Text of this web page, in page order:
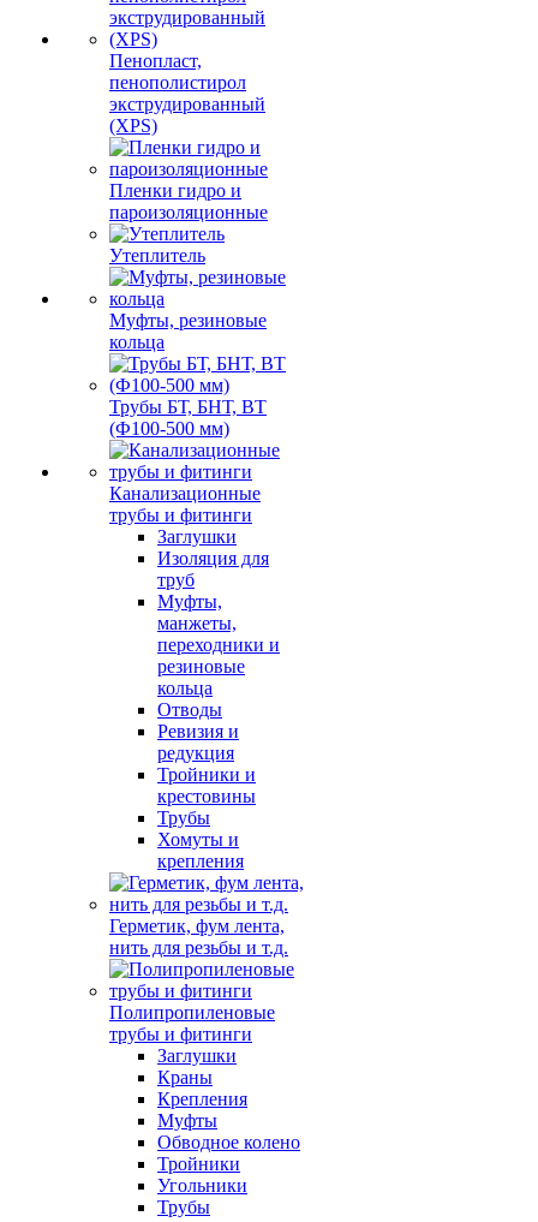
Пенопласт,
пенополистирол
экструдированный
(XPS)
Пленки гидро и
пароизоляционные
Утеплитель
Муфты, резиновые
кольца
Трубы БТ, БНТ, ВТ
(Ф100-500 мм)
Канализационные
трубы и фитинги
Заглушки
Изоляция для
труб
Муфты,
манжеты,
переходники и
резиновые
кольца
Отводы
Ревизия и
редукция
Тройники и
крестовины
Трубы
Хомуты и
крепления
Герметик, фум лента,
нить для резьбы и т.д.
Полипропиленовые
трубы и фитинги
Заглушки
Краны
Крепления
Муфты
Обводное колено
Тройники
Угольники
Трубы